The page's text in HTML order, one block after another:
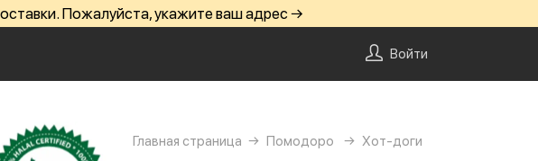
Пожалуйста, укажите ваш адрес →
Войти
Главная страница Помодоро Хот-доги